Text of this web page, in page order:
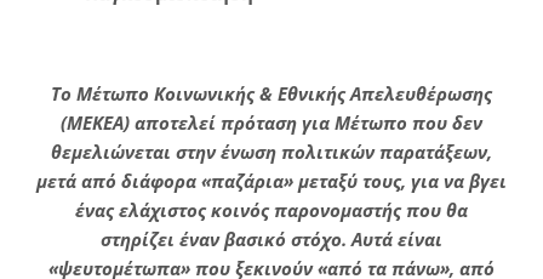
Το Μέτωπο Κοινωνικής & Εθνικής Απελευθέρωσης
(ΜΕΚΕΑ) αποτελεί πρόταση για Μέτωπο που δεν
θεμελιώνεται στην ένωση πολιτικών παρατάξεων,
μετά από διάφορα «παζάρια» μεταξύ τους, για να βγει
ένας ελάχιστος κοινός παρονομαστής που θα
στηρίζει έναν βασικό στόχο. Αυτά είναι
«ψευτομέτωπα» που ξεκινούν «από τα πάνω», από